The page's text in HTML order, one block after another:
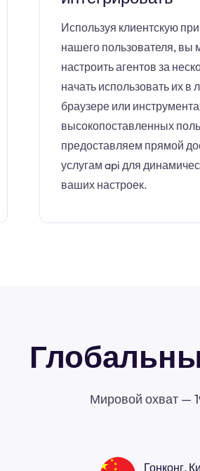
Используя клиентскую
нашего пользователя, вы
настроить агентов за
начать использовать их в
браузере или
высокопоставленных
предоставляем прямой
услугам api для
ваших настроек.
Мировой охват —
Гонконг,